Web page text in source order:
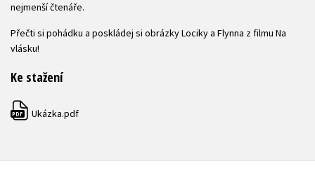
nejmenší čtenáře.
Přečti si pohádku a poskládej si obrázky Lociky a Flynna z filmu Na
vlásku!
Ke stažení
PDF Ukázka.pdf